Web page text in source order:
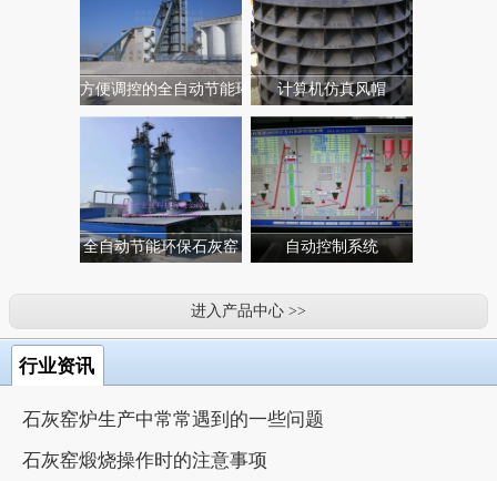
方便调控的全自动节能环... 计算机仿真风帽
全自动节能环保石灰窑 自动控制系统
进入产品中心 >>
行业资讯
石灰窑炉生产中常常遇到的一些问题
石灰窑煅烧操作时的注意事项